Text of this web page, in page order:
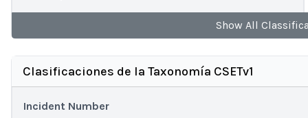
Show All
Clasificaciones de la Taxonomía CSETv1
Incident Number